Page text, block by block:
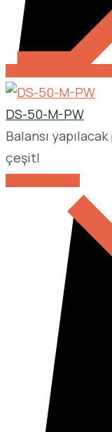
DS-50-M-PW
Balansı
çeşitl